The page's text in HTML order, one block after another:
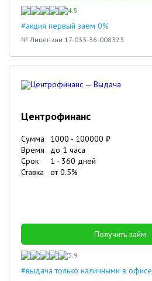
4.5
#акция первый заем 0%
№ Лицензии 17-033-36-008323
Центрофинанс
Сумма 1000 - 100000 ₽
Время
до 1 часа
Срок
1 - 360 дней
Ставка
от0.5%
Получить займ
3.9
#выдача только наличными в офисе